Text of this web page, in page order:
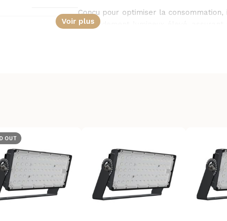
50-60 Hz
Conçu pour optimiser la
un rendement lumineux élevé,
Voir plus
OUT